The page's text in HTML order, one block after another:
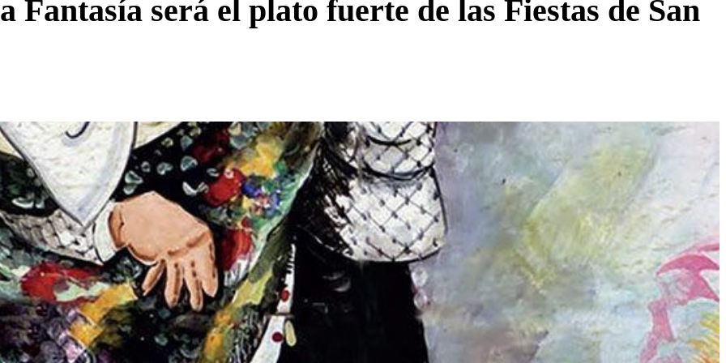
será el plato fuerte de las Fiestas de San